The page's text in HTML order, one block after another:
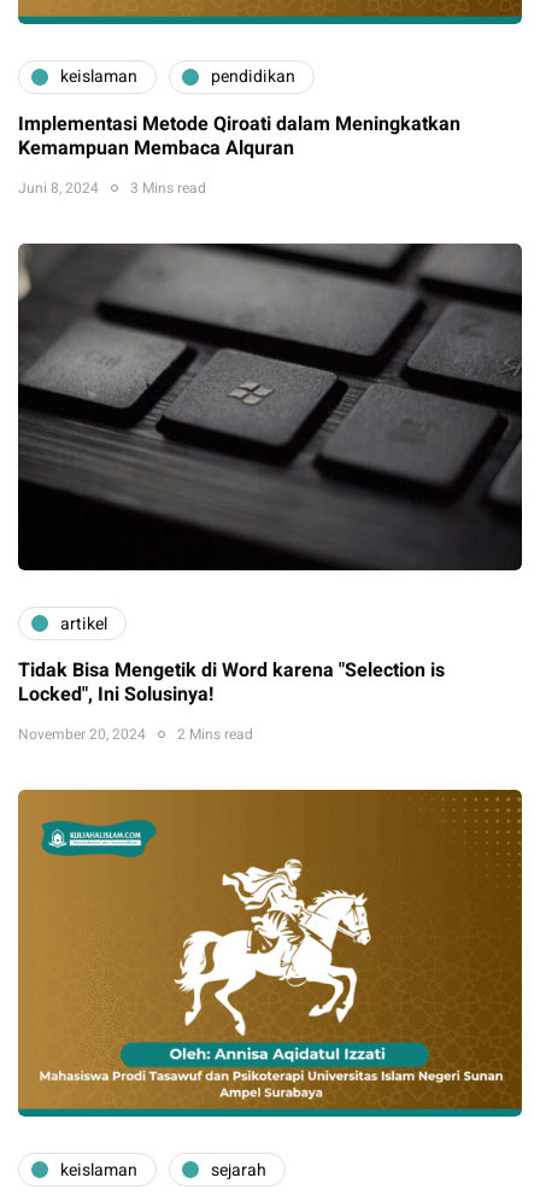
keislaman pendidikan
Implementasi Metode Qiroati dalam Meningkatkan
Kemampuan Membaca Alquran
Juni 8, 2024 3 Mins read
artikel
Tidak Bisa Mengetik di Word karena "Selection is
Locked", Ini Solusinya!
November 20, 2024 2 Mins read
keislaman sejarah